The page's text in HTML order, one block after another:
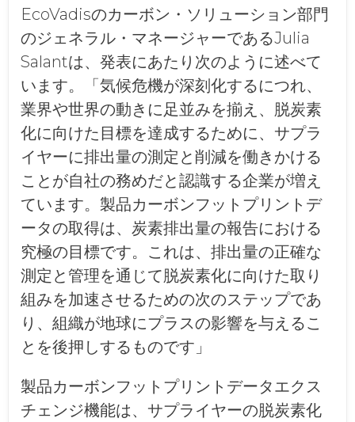
EcoVadisのカーボン・ソリューション部門
のジェネラル・マネージャーであるJulia
Salantは、発表にあたり次のように述べて
います。「気候危機が深刻化するにつれ、
業界や世界の動きに足並みを揃え、脱炭素
化に向けた目標を達成するために、サプラ
イヤーに排出量の測定と削減を働きかける
ことが自社の務めだと認識する企業が増え
ています。製品カーボンフットプリントデ
ータの取得は、炭素排出量の報告における
究極の目標です。これは、排出量の正確な
測定と管理を通じて脱炭素化に向けた取り
組みを加速させるための次のステップであ
り、組織が地球にプラスの影響を与えるこ
とを後押しするものです」
製品カーボンフットプリントデータエクス
チェンジ機能は、サプライヤーの脱炭素化